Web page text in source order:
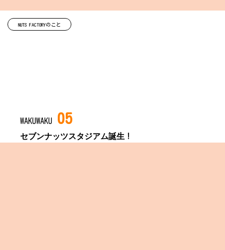
NUTS FACTORYのこと
WAKUWAKU 05
セブンナッツスタジアム誕生！